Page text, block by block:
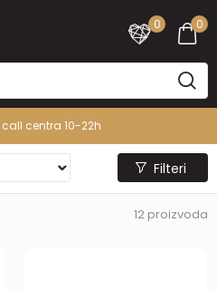
0
0
10-22h
Filteri
12 proizvoda